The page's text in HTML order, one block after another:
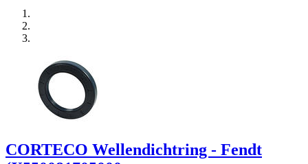
CORTECO Wellendichtring - Fendt